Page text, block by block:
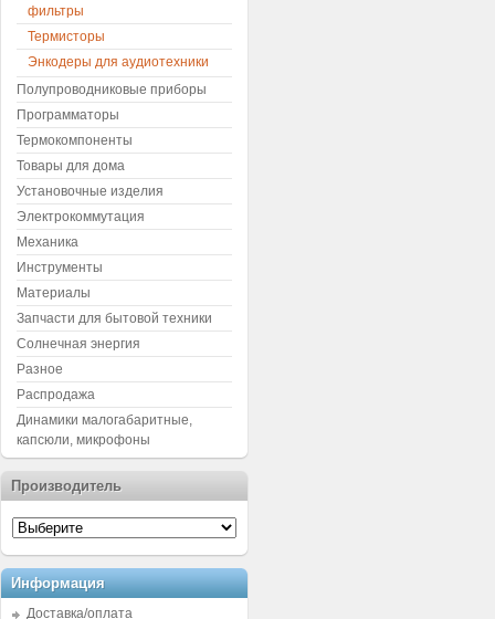
фильтры
Термисторы
Энкодеры для аудиотехники
Полупроводниковые приборы
Программаторы
Термокомпоненты
Товары для дома
Установочные изделия
Электрокоммутация
Механика
Инструменты
Материалы
Запчасти для бытовой техники
Солнечная энергия
Разное
Распродажа
Динамики малогабаритные,
капсюли, микрофоны
Производитель
Информация
Доставка/оплата